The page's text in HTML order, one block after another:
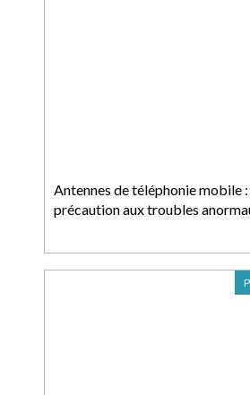
Antennes de téléphonie mobile
précaution aux troubles